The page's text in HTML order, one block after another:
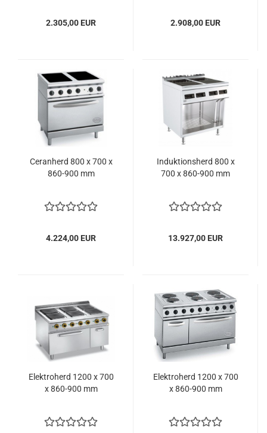
2.305,00 EUR 2.908,00 EUR
Ceranherd 800 x 700 x
860-900 mm
4.224,00 EUR
Induktionsherd 800 x
700 x 860-900 mm
13.927,00 EUR
Elektroherd 1200 x 700
x 860-900 mm
Elektroherd 1200 x 700
x 860-900 mm